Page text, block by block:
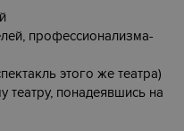
профессионализма-
этого же театра)
театру, понадеявшись на